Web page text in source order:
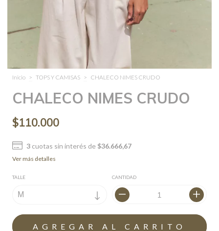
Inicio > TOPS Y CAMISAS > CHALECO NIMES CRUDO
CHALECO NIMES CRUDO
$110.000
3cuotas sin interés de $36.666,67
Ver más detalles
TALLE CANTIDAD